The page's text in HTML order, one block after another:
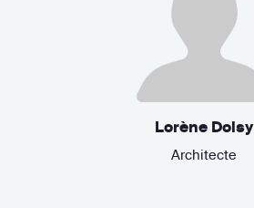
Lorène Doisy
Architecte